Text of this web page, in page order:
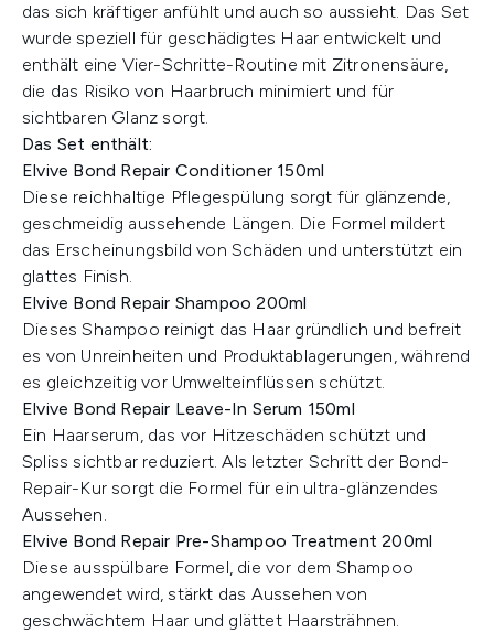
das sich kräftiger anfühlt und auch so aussieht. Das Set
wurde speziell für geschädigtes Haar entwickelt und
enthält eine Vier-Schritte-Routine mit Zitronensäure,
die das Risiko von Haarbruch minimiert und für
sichtbaren Glanz sorgt.
Das Set enthält:
Elvive Bond Repair Conditioner 150ml
Diese reichhaltige Pflegespülung sorgt für glänzende,
geschmeidig aussehende Längen. Die Formel mildert
das Erscheinungsbild von Schäden und unterstützt ein
glattes Finish.
Elvive Bond Repair Shampoo 200ml
Dieses Shampoo reinigt das Haar gründlich und befreit
es von Unreinheiten und Produktablagerungen, während
es gleichzeitig vor Umwelteinflüssen schützt.
Elvive Bond Repair Leave-In Serum 150ml
Ein Haarserum, das vor Hitzeschäden schützt und
Spliss sichtbar reduziert. Als letzter Schritt der Bond-
Repair-Kur sorgt die Formel für ein ultra-glänzendes
Aussehen.
Elvive Bond Repair Pre-Shampoo Treatment 200ml
Diese ausspülbare Formel, die vor dem Shampoo
angewendet wird, stärkt das Aussehen von
geschwächtem Haar und glättet Haarsträhnen.